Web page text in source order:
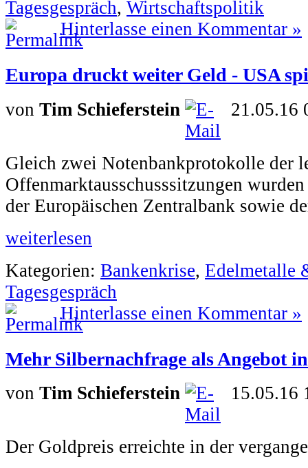
Tagesgespräch, Wirtschaftspolitik
Hinterlasse einen Kommentar »
Europa druckt weiter Geld - USA
von Tim Schieferstein 21.05.16
Gleich zwei Notenbankprotokolle der
Offenmarktausschusssitzungen
der Europäischen Zentralbank sowie
weiterlesen
Kategorien: Bankenkrise, Edelmetalle
Tagesgespräch
Hinterlasse einen Kommentar »
Mehr Silbernachfrage als Angebot
von Tim Schieferstein 15.05.16
Der Goldpreis erreichte in der